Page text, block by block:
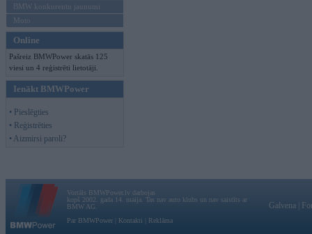
BMW konkurentu jaunumi
Moto
Online
Pašreiz BMWPower skatās 125
viesi un 4 reģistrēti lietotāji.
Ienākt BMWPower
• Pieslēgties
• Reģistrēties
• Aizmirsi paroli?
Vortāls BMWPower.lv darbojas
kopš 2002. gada 14. maija. Tas nav auto klubs un nav saistīts ar
BMW AG.
Par BMWPower
Kontakti Reklāma
Galvena